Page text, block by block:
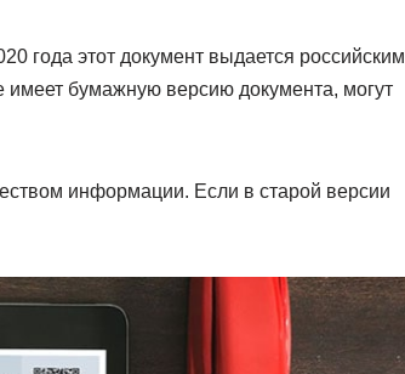
года этот документ выдается российским
имеет бумажную версию документа, могут
информации. Если в старой версии